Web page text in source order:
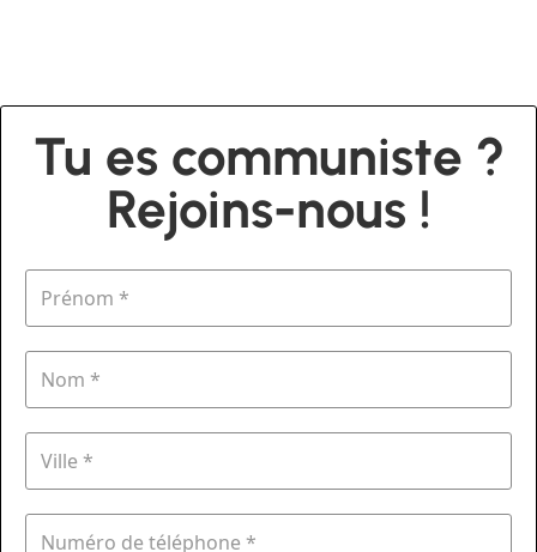
Tu es communiste ?
Rejoins-nous !